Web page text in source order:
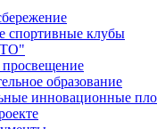
спортивные клубы
образование
инновационные